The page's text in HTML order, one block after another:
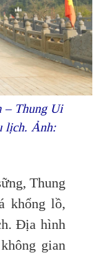
– Thung Ui
lịch. Ảnh:
Thung
khổng lồ,
Địa hình
gian